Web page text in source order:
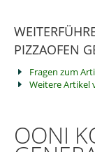
PIZZAOFEN
Fragen zum
Weitere Artikel
OONI